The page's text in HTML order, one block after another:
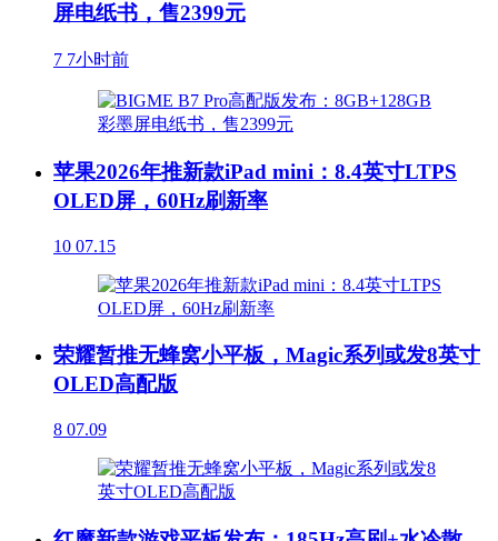
屏电纸书，售2399元
7 7小时前
苹果2026年推新款iPad mini：8.4英寸LTPS
OLED屏，60Hz刷新率
10 07.15
荣耀暂推无蜂窝小平板，Magic系列或发8英寸
OLED高配版
8 07.09